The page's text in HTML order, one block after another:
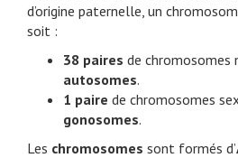
d’origine paternelle, un
soit :
38 paires de chromosomes
autosomes.
1 paire de chromosomes
gonosomes.
Les chromosomes sont formés d’